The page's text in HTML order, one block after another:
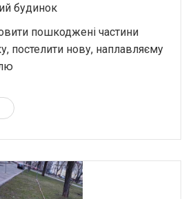
будинок
пошкоджені частини
постелити нову, наплавляєму